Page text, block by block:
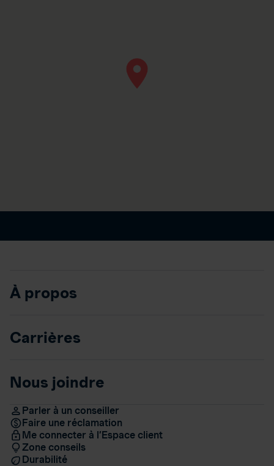
À propos
Carrières
Nous joindre
Parler à un conseiller
Faire une réclamation
Me connecter à l’Espace client
Zone conseils
Durabilité